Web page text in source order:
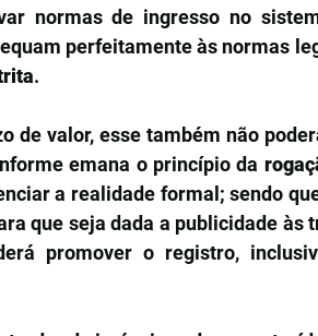
normas de ingresso no
perfeitamente às normas
.
de valor, esse também não
emana o princípio da
a realidade formal; sendo
que seja dada a publicidade às
promover o registro,